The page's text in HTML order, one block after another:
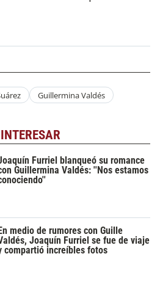
Guillermina Valdés
Furriel blanqueó su romance
Guillermina Valdés: ''Nos estamos
medio de rumores con Guille
Joaquín Furriel se fue de viaje
compartió increíbles fotos